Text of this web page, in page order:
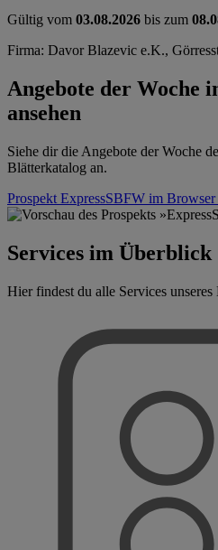
Gültig vom 03.08.2026 bis zum
Firma: Davor Blazevic e.K.,
Angebote der Woche
ansehen
Siehe dir die Angebote der Woche
Blätterkatalog an.
Prospekt ExpressSBFW im Browser
Services im Überblick
Hier findest du alle Services